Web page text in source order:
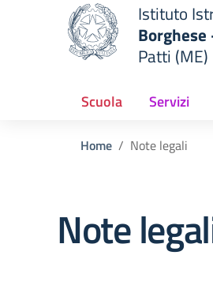
Istituto
Patti (ME)
Scuola Servizi
Home Note legali
Note